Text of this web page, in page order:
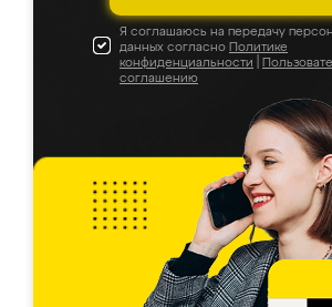
Я соглашаюсь на передачу
данных согласно Политике
конфиденциальности
соглашению